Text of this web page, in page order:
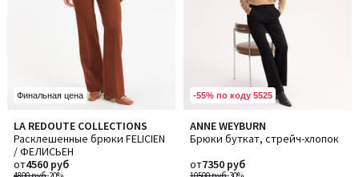
Финальная цена
LA REDOUTE COLLECTIONS
Расклешенные брюки FELICIEN
/ ФЕЛИСЬЕН
от4560 руб
4,1
/ 5
Количество
цветов:
4
-55% по коду 5525
ANNE WEYBURN
Брюки буткат, стрейч-хлопок
от7350 руб
4,6
/ 5
Количество
цветов: